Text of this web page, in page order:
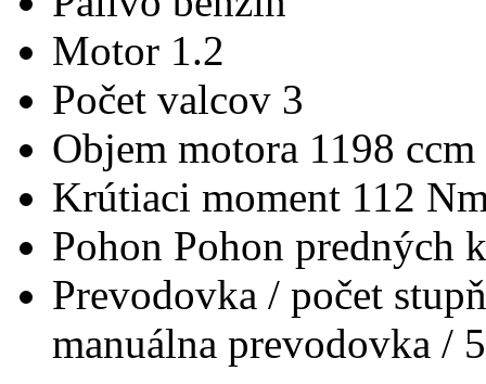
Motor 1.2
Počet valcov 3
Objem motora 1198 ccm
Krútiaci moment 112
Pohon Pohon predných
Prevodovka / počet
manuálna prevodovka / 5